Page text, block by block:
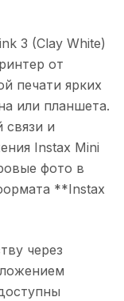
3 (Clay White)
от
печати ярких
или планшета.
связи и
Instax Mini
фото в
**Instax
через